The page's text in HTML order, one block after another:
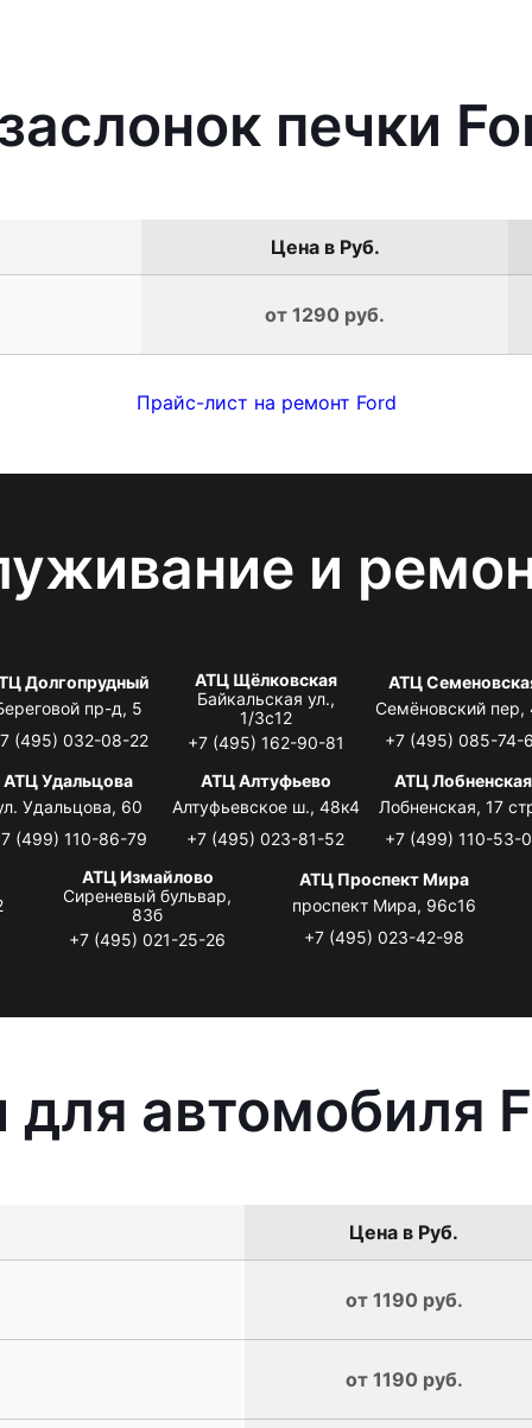
печки
Цена в Руб.
от 1290 руб.
Прайс-лист на ремонт Ford
и
Долгопрудный
пр-д, 5
(495) 032-08-22
АТЦ Щёлковская
Байкальская ул.,
1/3с12
+7 (495) 162-90-81
АТЦ
Семёновский пер,
+7 (495) 085-74-
АТЦ Удальцова
Удальцова, 60
(499) 110-86-79
АТЦ Алтуфьево
Алтуфьевское ш., 48к4
+7 (495) 023-81-52
АТЦ Лобненская
Лобненская, 17
+7 (499) 110-53-
АТЦ Измайлово
Сиреневый бульвар,
83б
+7 (495) 021-25-26
АТЦ Проспект Мира
проспект Мира, 96с16
+7 (495) 023-42-98
автомобиля
Цена в Руб.
от 1190 руб.
от 1190 руб.